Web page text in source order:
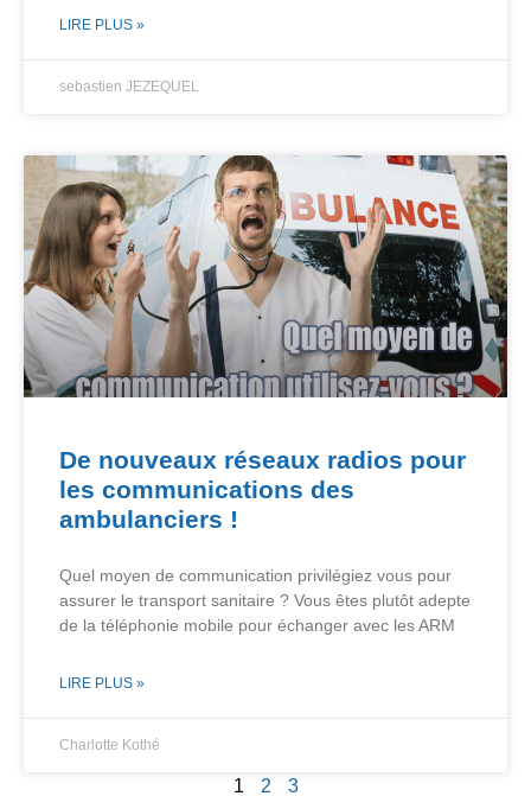
LIRE PLUS »
sebastien JEZEQUEL
De nouveaux réseaux radios pour
les communications des
ambulanciers !
Quel moyen de communication privilégiez vous pour
assurer le transport sanitaire ? Vous êtes plutôt adepte
de la téléphonie mobile pour échanger avec les ARM
LIRE PLUS »
Charlotte Kothé
1 2 3